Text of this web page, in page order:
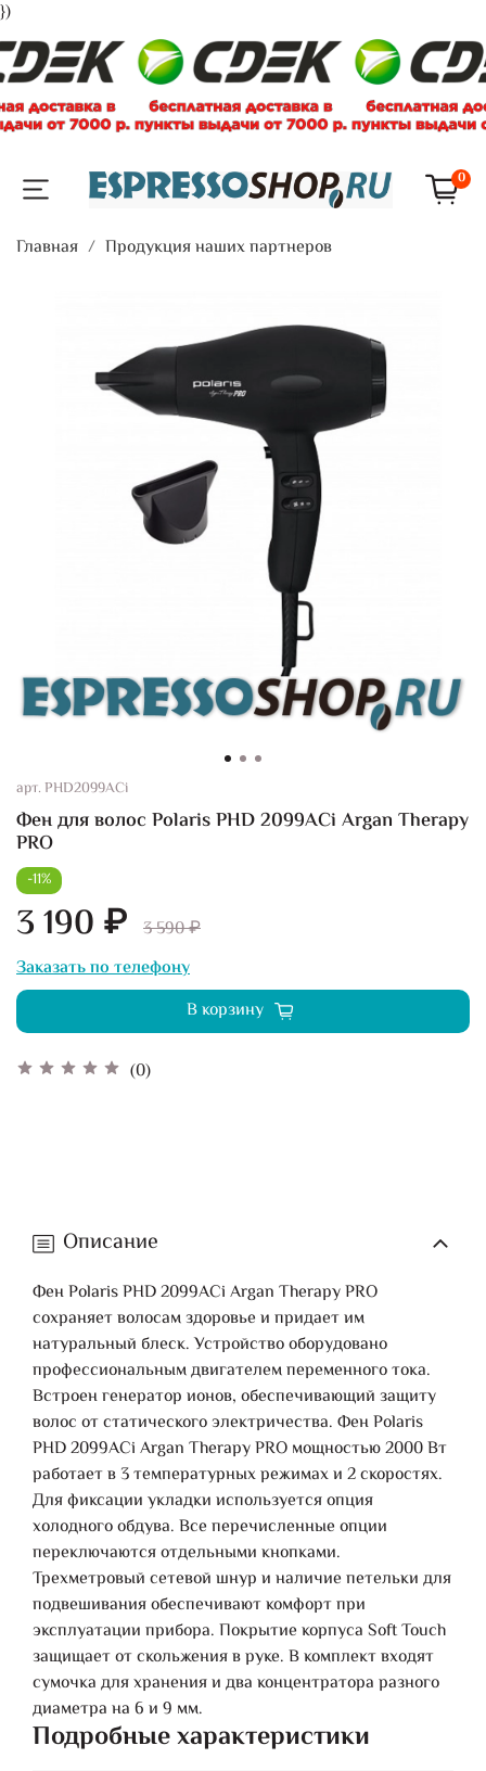
})
0
Главная Продукция наших партнеров
арт.PHD2099ACi
Фен для волос Polaris PHD 2099ACi Argan Therapy
PRO
(0)
-11%
3 190 ₽ 3 590 ₽
Заказать по телефону
В корзину
Описание
Фен Polaris PHD 2099ACi Argan Therapy PRO
сохраняет волосам здоровье и придает им
натуральный блеск. Устройство оборудовано
профессиональным двигателем переменного тока.
Встроен генератор ионов, обеспечивающий защиту
волос от статического электричества. Фен Polaris
PHD 2099ACi Argan Therapy PRO мощностью 2000 Вт
работает в 3 температурных режимах и 2 скоростях.
Для фиксации укладки используется опция
холодного обдува. Все перечисленные опции
переключаются отдельными кнопками.
Трехметровый сетевой шнур и наличие петельки для
подвешивания обеспечивают комфорт при
эксплуатации прибора. Покрытие корпуса Soft Touch
защищает от скольжения в руке. В комплект входят
сумочка для хранения и два концентратора разного
диаметра на 6 и 9 мм.
Подробные характеристики